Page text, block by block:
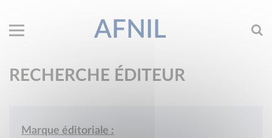
AFNIL
RECHERCHE ÉDITEUR
Marque éditoriale :